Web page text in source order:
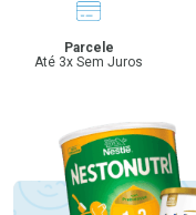
Parcele
Até 3x Sem Juros